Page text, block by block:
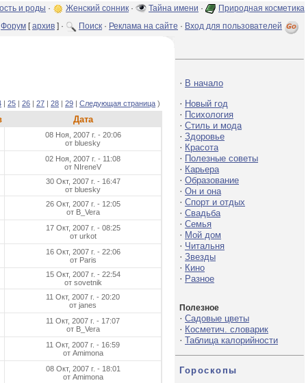
и роды · Женский сонник · Тайна имени ·
Природная косметика
Форум [архив ] · Поиск · Реклама на сайте · Вход для пользователей
| 25 | 26 | 27 | 28 | 29 | Следующая страница )
Дата
08 Ноя, 2007 г. - 20:06
от bluesky
02 Ноя, 2007 г. - 11:08
от NIreneV
30 Окт, 2007 г. - 16:47
от bluesky
26 Окт, 2007 г. - 12:05
от B_Vera
17 Окт, 2007 г. - 08:25
от urkot
16 Окт, 2007 г. - 22:06
от Paris
15 Окт, 2007 г. - 22:54
от sovetnik
11 Окт, 2007 г. - 20:20
от janes
11 Окт, 2007 г. - 17:07
от B_Vera
11 Окт, 2007 г. - 16:59
от Amimona
08 Окт, 2007 г. - 18:01
от Amimona
· В начало
· Новый год
· Психология
· Стиль и мода
· Здоровье
· Красота
· Полезные советы
· Карьера
· Образование
· Он и она
· Спорт и отдых
· Свадьба
· Семья
· Мой дом
· Читальня
· Звезды
· Кино
· Разное
Полезное
· Садовые цветы
· Косметич. словарик
· Таблица калорийности
Гороскопы